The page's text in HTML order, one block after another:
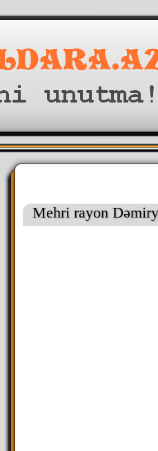
Mehri rayon